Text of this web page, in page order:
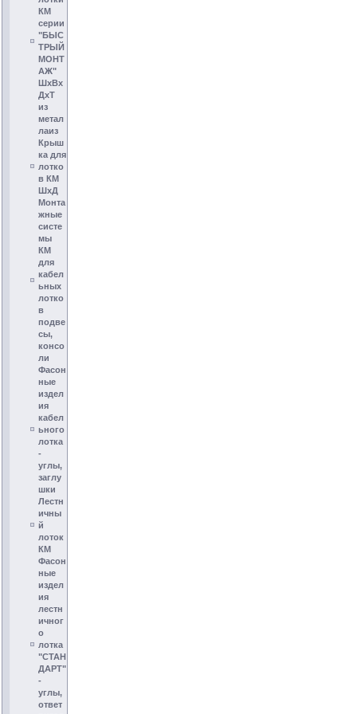
КМ
серии
"БЫС
ТРЫЙ
МОНТ
АЖ"
ШхВх
ДхТ
из
метал
лаиз
Крыш
ка для
лотко
в КМ
ШхД
Монта
жные
систе
мы
КМ
для
кабел
ьных
лотко
в
подве
сы,
консо
ли
Фасон
ные
издел
ия
кабел
ьного
лотка
-
углы,
заглу
шки
Лестн
ичны
й
лоток
КМ
Фасон
ные
издел
ия
лестн
ичног
о
лотка
"СТАН
ДАРТ"
-
углы,
ответ